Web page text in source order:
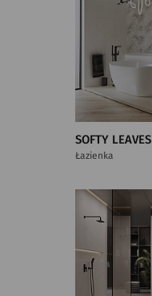
SOFTY LEAVES
Łazienka